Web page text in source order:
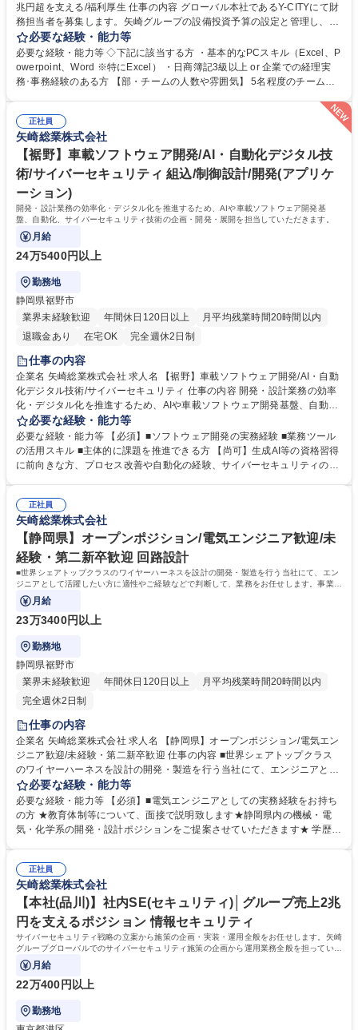
兆円超を支える/福利厚生 仕事の内容 グローバル本社であるY-CITYにて財
務担当者を募集します。矢崎グループの設備投資予算の設定と管理し、本
社方針の策定、海外子会社との連携（導入サポートやモニタリング）、関
連機能部門への報告等を行います。 グループ本社として、国内外の関連会
社における財務管理・設備投資管理を通じ、健全な事業運営と持続的な成
長を支えることがミッションです。 ・設備投資管理に関する本社方針の企
実行状況のモニタリング ・関連部門や海外拠点との連携を通じた経営層へ
の報告・提案 募集職種 【裾野】財務(設備投資予算管理)│売上2兆円超を
支える/福利厚生
必要な経験・能力等
必要な経験・能力等 ◇下記に該当する方 ・基本的なPCスキル（Excel、P
owerpoint、Word ※特にExcel） ・日商簿記3級以上 or 企業での経理実
務･事務経験のある方 【部・チームの人数や雰囲気】 5名程度のチーム
ど幅広いテーマに取り組んでいます。チーム内外の連携が多く、国内外の
関係者と協力しながら業務を進める環境です。多様な文化や価値観を持つ
メンバーと協働し、グローバルな視点を身につけられる職場です。 学歴・
資格 学歴：大学院 大学 語学力： 資格：
正社員
矢崎総業株式会社
【裾野】車載ソフトウェア開発/AI・自動化デジタル技
術/サイバーセキュリティ 組込/制御設計/開発(アプリケ
ーション)
開発・設計業務の効率化・デジタル化を推進するため、AIや車載ソフトウェア開発基
盤、自動化、サイバーセキュリティ技術の企画・開発・展開を担当していただきます。
月給
24万5400円以上
勤務地
静岡県裾野市
業界未経験歓迎
年間休日120日以上
月平均残業時間20時間以内
退職金あり
在宅OK 完全週休2日制
仕事の内容
企業名 矢崎総業株式会社 求人名 【裾野】車載ソフトウェア開発/AI・自動
化デジタル技術/サイバーセキュリティ 仕事の内容 開発・設計業務の効率
化・デジタル化を推進するため、AIや車載ソフトウェア開発基盤、自動
化、サイバーセキュリティ技術の企画・開発・展開を担当していただきま
す。 ■開発現場の課題分析および改善テーマの立案 ■AIを活用した業務効
率化技術や開発支援ツールの企画・開発 ■車載ソフトウェア開発手法およ
び開発環境の構築・改善 ■バーチャル評価基盤の設計・構築・活用推進 ■
貫して携わり、自らのアイデアを形にできる環境です。 募集職種 【裾
野】車載ソフトウェア開発/AI・自動化デジタル技術/サイバーセキュリテ
ィ
必要な経験・能力等
必要な経験・能力等 【必須】■ソフトウェア開発の実務経験 ■業務ツール
の活用スキル ■主体的に課題を推進できる方 【尚可】生成AI等の資格習得
に前向きな方、プロセス改善や自動化の経験、サイバーセキュリティの知
み・AI領域での経験を活かして新しい領域へ挑戦できる方。 【働き方】月
平均残業10時間、コアタイム有のフレックス制、入社2年目以降は週2回
まで在宅勤務が可能です。 学歴・資格 学歴：大学院 大学 高専 語学力：
資格：
正社員
矢崎総業株式会社
【静岡県】オープンポジション/電気エンジニア歓迎/未
経験・第二新卒歓迎 回路設計
■世界シェアトップクラスのワイヤーハーネスを設計の開発・製造を行う当社にて、エン
ジニアとして活躍したい方に適性やご経験などで判断して、業務をお任せします。事業拡
大に伴い、電気エンジニアの方のご応募
月給
23万3400円以上
勤務地
静岡県裾野市
業界未経験歓迎
年間休日120日以上
月平均残業時間20時間以内
完全週休2日制
仕事の内容
企業名 矢崎総業株式会社 求人名 【静岡県】オープンポジション/電気エン
ジニア歓迎/未経験・第二新卒歓迎 仕事の内容 ■世界シェアトップクラス
のワイヤーハーネスを設計の開発・製造を行う当社にて、エンジニアとし
て活躍したい方に適性やご経験などで判断して、業務をお任せします。事
業拡大に伴い、電気エンジニアの方のご応募 をお待ちしております。
【ご応募後の流れ】ご提出いただいた書類をもとに、矢崎総業グループ
(矢崎総業株式会社、矢崎部品株式会社、矢崎エナジーシステム株式会社)
に合わせて選考ポジションのご連絡をさせていただきます。 募集職種
【静岡県】オープンポジション/電気エンジニア歓迎/未経験・第二新卒歓
迎
必要な経験・能力等
必要な経験・能力等 【必須】■電気エンジニアとしての実務経験をお持ち
の方 ★教育体制等について、面接で説明致します★静岡県内の機械・電
気・化学系の開発・設計ポジションをご提案させていただきます★ 学歴・
正社員
矢崎総業株式会社
【本社(品川)】社内SE(セキュリティ)│グループ売上2兆
円を支えるポジション 情報セキュリティ
サイバーセキュリティ戦略の立案から施策の企画・実装・運用全般をお任せします。矢崎
グループグローバルでのサイバーセキュリティ施策の企画から運用業務全般を担っていた
だきます。
月給
22万400円以上
勤務地